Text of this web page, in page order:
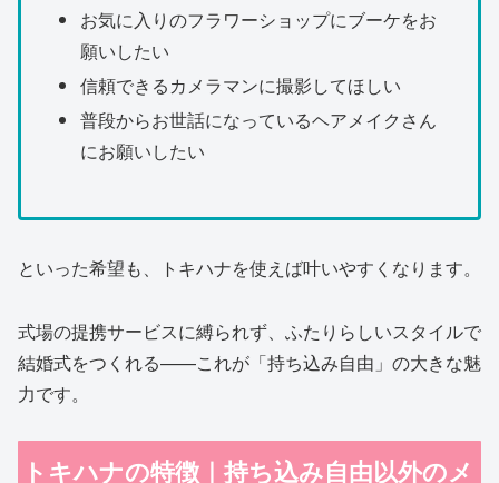
お気に入りのフラワーショップにブーケをお
願いしたい
信頼できるカメラマンに撮影してほしい
普段からお世話になっているヘアメイクさん
にお願いしたい
といった希望も、トキハナを使えば叶いやすくなります。
式場の提携サービスに縛られず、ふたりらしいスタイルで
結婚式をつくれる——これが「持ち込み自由」の大きな魅
力です。
トキハナの特徴｜持ち込み自由以外のメ